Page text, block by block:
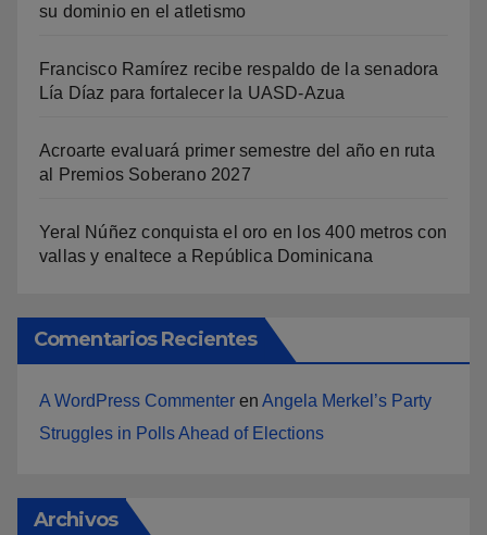
su dominio en el atletismo
Francisco Ramírez recibe respaldo de la senadora
Lía Díaz para fortalecer la UASD-Azua
Acroarte evaluará primer semestre del año en ruta
al Premios Soberano 2027
Yeral Núñez conquista el oro en los 400 metros con
vallas y enaltece a República Dominicana
Comentarios Recientes
A WordPress Commenter en Angela Merkel’s Party
Struggles in Polls Ahead of Elections
Archivos